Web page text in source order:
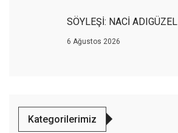
SÖYLEŞİ: NACİ ADIGÜZEL
6 Ağustos 2026
Kategorilerimiz